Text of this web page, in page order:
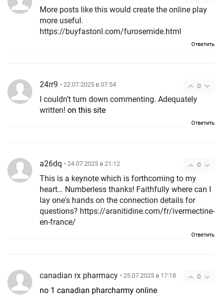
More posts like this would create the online play
more useful.
https://buyfastonl.com/furosemide.html
Ответить
0
24rr9 • 22.07.2025 в 07:54
I couldn’t turn down commenting. Adequately
written! on this site
Ответить
0
a26dq • 24.07.2025 в 21:12
This is a keynote which is forthcoming to my
heart… Numberless thanks! Faithfully where can I
lay one's hands on the connection details for
questions? https://aranitidine.com/fr/ivermectine-
en-france/
Ответить
0
canadian rx pharmacy • 25.07.2025 в 17:18
no 1 canadian pharcharmy online